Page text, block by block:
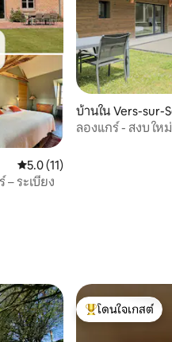
คะแนนเฉลี่ย 5.0 จาก 5, 11 รีวิว
5.0 (11)
ระเบียง
บ้านใน Vers-sur-
ลองแกร์ - สงบ ให
โดนใจเกสต์ที่สุด
โดนใจเกสต์